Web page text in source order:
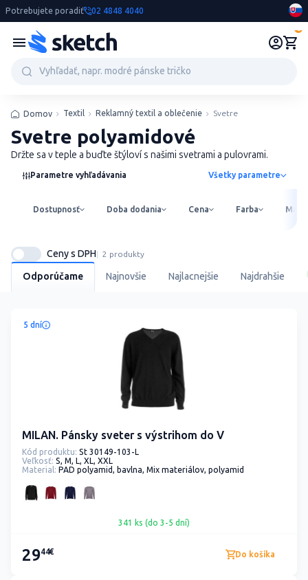
Potrebujete poradiť 02 4848 4040
Domov Textil Reklamný textil a oblečenie Svetre
Svetre polyamidové
Držte sa v teple a buďte štýloví s našimi svetrami a pulovrami.
Parametre vyhľadávania Všetky parametre
Dostupnosť Doba dodania Cena Farba
Odporúčame Najnovšie Najlacnejšie Najdrahšie
Ceny s DPH 2 produkty
5 dní
MILAN. Pánsky sveter s výstrihom do V
Kód produktu: St 30149-103-L
Veľkosť: S, M, L, XL, XXL
Material: PAD polyamid, bavlna, Mix materiálov, polyamid
341 ks (do 3-5 dní)
2944€ Do košíka